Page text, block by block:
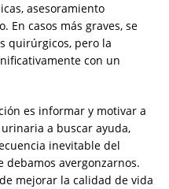
asesoramiento
En casos más graves, se
quirúrgicos, pero la
con un
es informar y motivar a
a buscar ayuda,
inevitable del
avergonzarnos.
mejorar la calidad de vida